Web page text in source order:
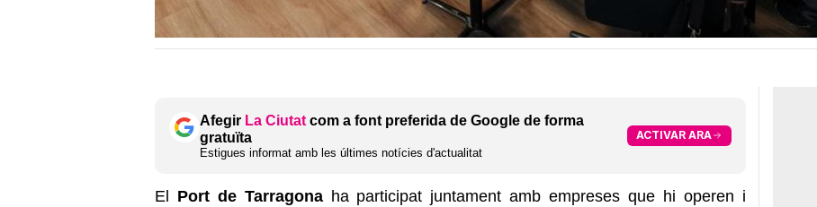
Afegir La Ciutat com a font preferida de Google de forma
gratuïta
Estigues informat amb les últimes notícies d'actualitat
ACTIVAR ARA
El Port de Tarragonaha participat juntament amb empreses que hi operen i